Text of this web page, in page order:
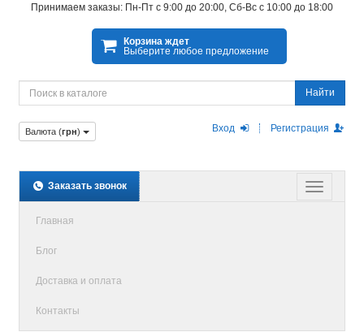
Принимаем заказы: Пн-Пт с 9:00 до 20:00, Сб-Вс с 10:00 до 18:00
Корзина ждет
Выберите любое предложение
Найти
Вход Регистрация
Валюта (грн)
Заказать звонок
Главная
Блог
Доставка и оплата
Контакты